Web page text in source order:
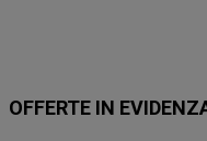
OFFERTE IN